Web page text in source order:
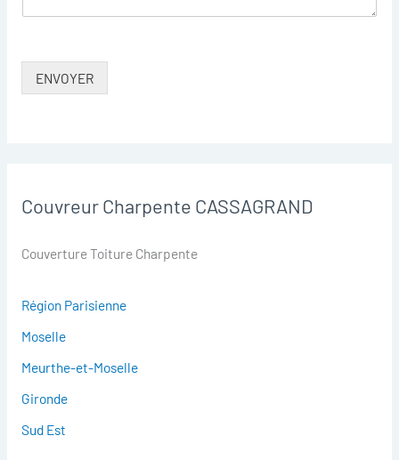
ENVOYER
Couvreur Charpente CASSAGRAND
Couverture Toiture Charpente
Région Parisienne
Moselle
Meurthe-et-Moselle
Gironde
Sud Est